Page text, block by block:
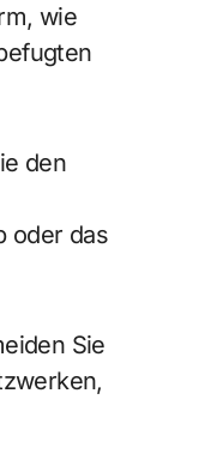
wie
den
oder das
Sie